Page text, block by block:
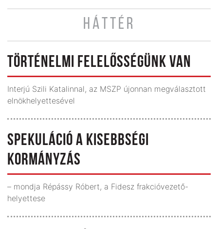
HÁTTÉR
TÖRTÉNELMI FELELŐSSÉGÜNK VAN
Interjú Szili Katalinnal, az MSZP újonnan megválasztott
elnökhelyettesével
SPEKULÁCIÓ A KISEBBSÉGI
KORMÁNYZÁS
– mondja Répássy Róbert, a Fidesz frakcióvezető-
helyettese